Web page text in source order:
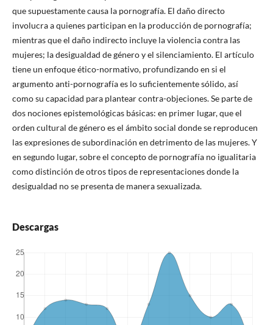
que supuestamente causa la pornografía. El daño directo
involucra a quienes participan en la producción de pornografía;
mientras que el daño indirecto incluye la violencia contra las
mujeres; la desigualdad de género y el silenciamiento. El artículo
tiene un enfoque ético-normativo, profundizando en si el
argumento anti-pornografía es lo suficientemente sólido, así
como su capacidad para plantear contra-objeciones. Se parte de
dos nociones epistemológicas básicas: en primer lugar, que el
orden cultural de género es el ámbito social donde se reproducen
las expresiones de subordinación en detrimento de las mujeres. Y
en segundo lugar, sobre el concepto de pornografía no igualitaria
como distinción de otros tipos de representaciones donde la
desigualdad no se presenta de manera sexualizada.
Descargas